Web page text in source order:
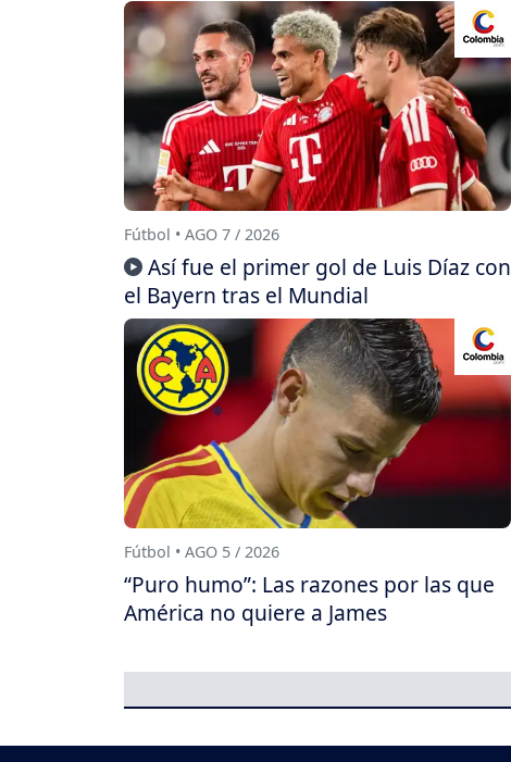
Fútbol • AGO 7 / 2026
Así fue el primer gol de Luis Díaz con
el Bayern tras el Mundial
Fútbol • AGO 5 / 2026
“Puro humo”: Las razones por las que
América no quiere a James